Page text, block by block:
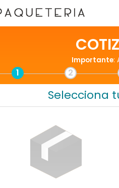
Importante:
1 2
Selecciona